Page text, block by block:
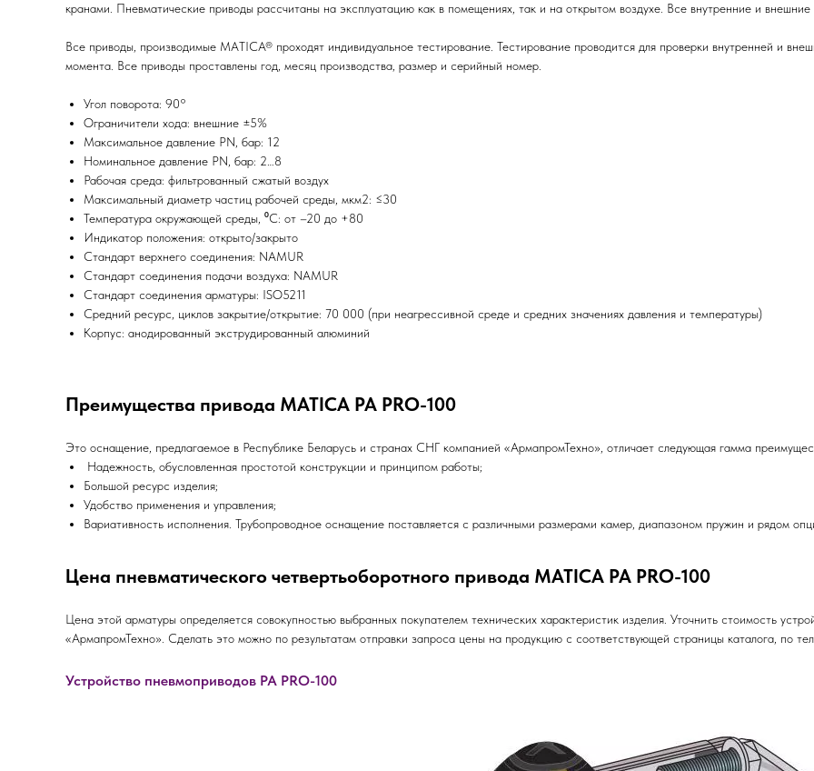
кранами. Пневматические приводы рассчитаны на эксплуатацию как в помещениях, так и на открытом воздухе. Все внутренние и
Все приводы, производимые MATICA® проходят индивидуальное тестирование. Тестирование проводится для проверки внутренней и
момента. Все приводы проставлены год, месяц производства, размер и серийный номер.
Угол поворота: 90°
Ограничители хода: внешние ±5%
Максимальное давление PN, бар: 12
Номинальное давление PN, бар: 2…8
Рабочая среда: фильтрованный сжатый воздух
Максимальный диаметр частиц рабочей среды, мкм2: ≤30
Температура окружающей среды, ⁰C: от –20 до +80
Индикатор положения: открыто/закрыто
Стандарт верхнего соединения: NAMUR
Стандарт соединения подачи воздуха: NAMUR
Стандарт соединения арматуры: ISO5211
Средний ресурс, циклов закрытие/открытие: 70 000 (при неагрессивной среде и средних значениях давления и температуры)
Корпус: анодированный экструдированный алюминий
Преимущества привода MATICA PA PRO-100
Это оснащение, предлагаемое в Республике Беларусь и странах СНГ компанией «АрмапромТехно», отличает следующая гамма
Надежность, обусловленная простотой конструкции и принципом работы;
Большой ресурс изделия;
Удобство применения и управления;
Вариативность исполнения. Трубопроводное оснащение поставляется с различными размерами камер, диапазоном пружин и рядом
Цена пневматического четвертьоборотного привода MATICA PA PRO-100
Цена этой арматуры определяется совокупностью выбранных покупателем технических характеристик изделия. Уточнить стоимость
«АрмапромТехно». Сделать это можно по результатам отправки запроса цены на продукцию с соответствующей страницы каталога, по
Устройство пневмоприводов PA PRO-100